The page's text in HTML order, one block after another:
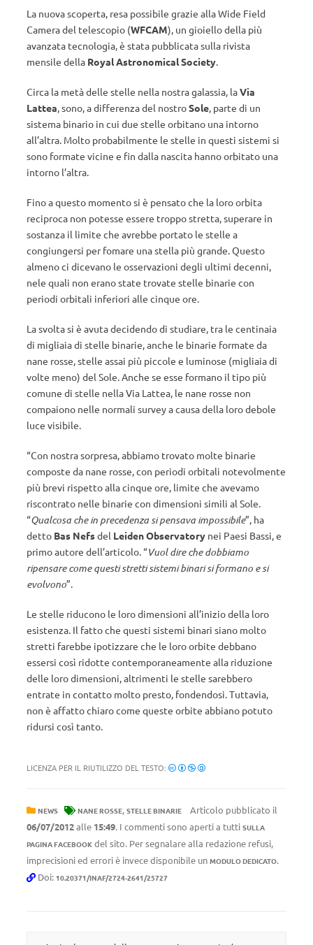
La nuova scoperta, resa possibile grazie alla Wide Field
Camera del telescopio (WFCAM), un gioiello della più
avanzata tecnologia, è stata pubblicata sulla rivista
mensile della Royal Astronomical Society.
Circa la metà delle stelle nella nostra galassia, laVia
Lattea, sono, a differenza del nostroSole, parte di un
sistema binario in cui due stelle orbitano una intorno
all’altra. Molto probabilmente le stelle in questi sistemi si
sono formate vicine e fin dalla nascita hanno orbitato una
intorno l’altra.
Fino a questo momento si è pensato che la loro orbita
reciproca non potesse essere troppo stretta, superare in
sostanza il limite che avrebbe portato le stelle a
congiungersi per fomare una stella più grande. Questo
almeno ci dicevano le osservazioni degli ultimi decenni,
nele quali non erano state trovate stelle binarie con
periodi orbitali inferiori alle cinque ore.
La svolta si è avuta decidendo di studiare, tra le centinaia
di migliaia di stelle binarie, anche le binarie formate da
nane rosse, stelle assai più piccole e luminose (migliaia di
volte meno) del Sole. Anche se esse formano il tipo più
comune di stelle nella Via Lattea, le nane rosse non
compaiono nelle normali survey a causa della loro debole
luce visibile.
“Con nostra sorpresa, abbiamo trovato molte binarie
composte da nane rosse, con periodi orbitali notevolmente
più brevi rispetto alla cinque ore, limite che avevamo
riscontrato nelle binarie con dimensioni simili al Sole.
“Qualcosa che in precedenza si pensava impossibile”, ha
detto Bas Nefsdel Leiden Observatory nei Paesi Bassi, e
primo autore dell’articolo. “Vuol dire che dobbiamo
ripensare come questi stretti sistemi binari si formano e si
evolvono”.
Le stelle riducono le loro dimensioni all’inizio della loro
esistenza. Il fatto che questi sistemi binari siano molto
stretti farebbe ipotizzare che le loro orbite debbano
essersi così ridotte contemporaneamente alla riduzione
delle loro dimensioni, altrimenti le stelle sarebbero
entrate in contatto molto presto, fondendosi. Tuttavia,
non è affatto chiaro come queste orbite abbiano potuto
ridursi così tanto.
LICENZA PER IL RIUTILIZZO DEL TESTO:
NEWS NANE ROSSE, STELLE BINARIE
Articolo pubblicato il
06/07/2012alle 15:49. I commenti sono aperti a tutti SULLA
PAGINA FACEBOOK del sito. Per segnalare alla redazione refusi,
imprecisioni ed errori è invece disponibile un MODULO DEDICATO.
Doi: 10.20371/INAF/2724-2641/25727